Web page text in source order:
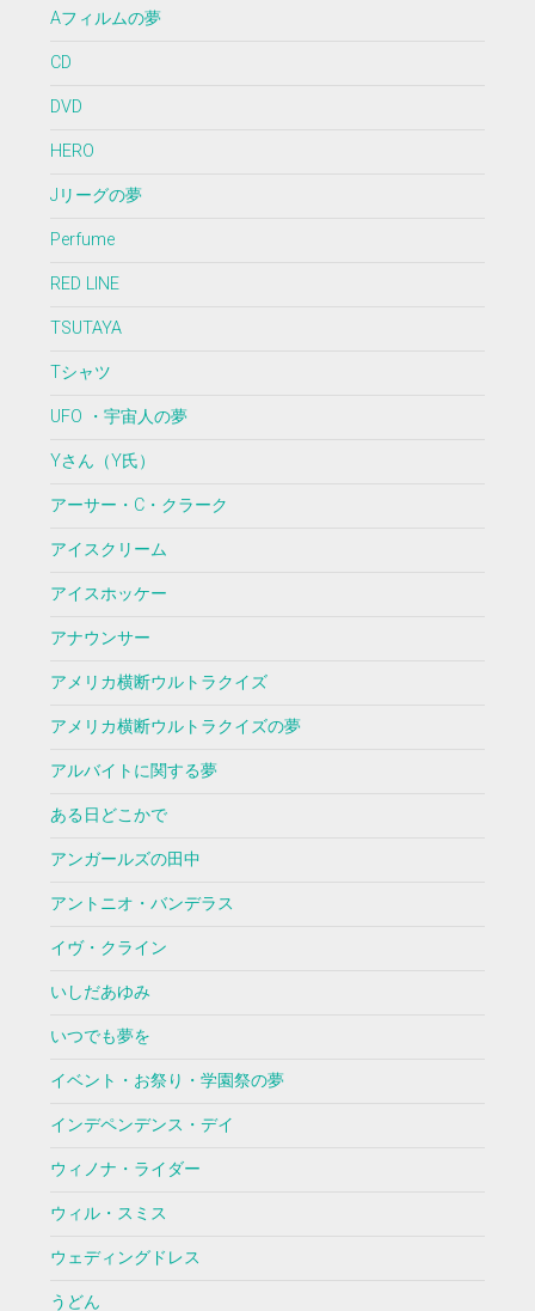
Aフィルムの夢
CD
DVD
HERO
Jリーグの夢
Perfume
RED LINE
TSUTAYA
Tシャツ
UFO ・宇宙人の夢
Yさん（Y氏）
アーサー・C・クラーク
アイスクリーム
アイスホッケー
アナウンサー
アメリカ横断ウルトラクイズ
アメリカ横断ウルトラクイズの夢
アルバイトに関する夢
ある日どこかで
アンガールズの田中
アントニオ・バンデラス
イヴ・クライン
いしだあゆみ
いつでも夢を
イベント・お祭り・学園祭の夢
インデペンデンス・デイ
ウィノナ・ライダー
ウィル・スミス
ウェディングドレス
うどん